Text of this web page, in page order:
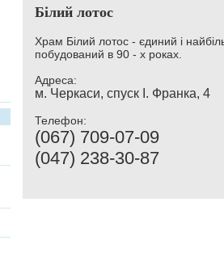
Білий лотос
Храм Білий лотос - єдиний і
побудований в 90 - х роках.
Адреса:
м. Черкаси, спуск І. Франка, 4
Телефон:
(067) 709-07-09
(047) 238-30-87